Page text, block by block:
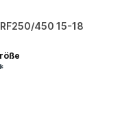
450 15-18